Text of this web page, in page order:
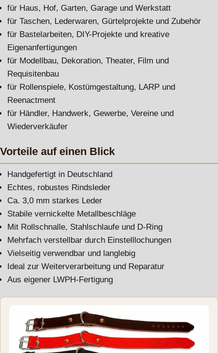
für Haus, Hof, Garten, Garage und Werkstatt
für Taschen, Lederwaren, Gürtelprojekte und Zubehör
für Bastelarbeiten, DIY-Projekte und kreative
Eigenanfertigungen
für Modellbau, Dekoration, Theater, Film und
Requisitenbau
für Rollenspiele, Kostümgestaltung, LARP und
Reenactment
für Händler, Handwerk, Gewerbe, Vereine und
Wiederverkäufer
Vorteile auf einen Blick
Handgefertigt in Deutschland
Echtes, robustes Rindsleder
Ca. 3,0 mm starkes Leder
Stabile vernickelte Metallbeschläge
Mit Rollschnalle, Stahlschlaufe und D-Ring
Mehrfach verstellbar durch Einstelllochungen
Vielseitig verwendbar und langlebig
Ideal zur Weiterverarbeitung und Reparatur
Aus eigener LWPH-Fertigung